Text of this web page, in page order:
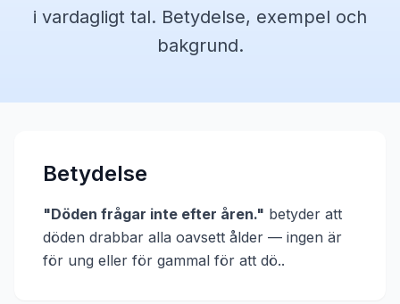
i vardagligt tal. Betydelse, exempel och
bakgrund.
Betydelse
"Döden frågar inte efter åren." betyder att
döden drabbar alla oavsett ålder — ingen är
för ung eller för gammal för att dö..